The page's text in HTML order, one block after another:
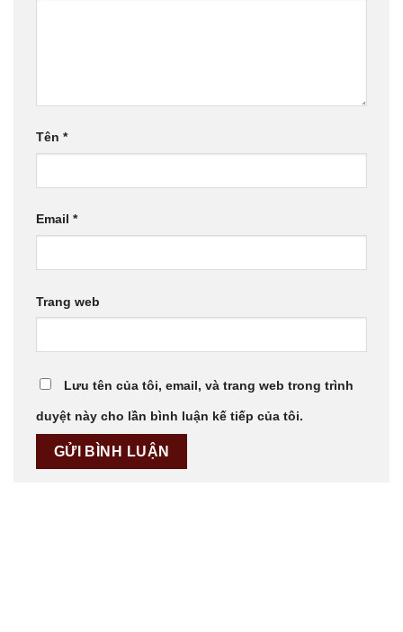
Tên *
Email *
Trang web
Lưu tên của tôi, email, và trang web trong trình
duyệt này cho lần bình luận kế tiếp của tôi.